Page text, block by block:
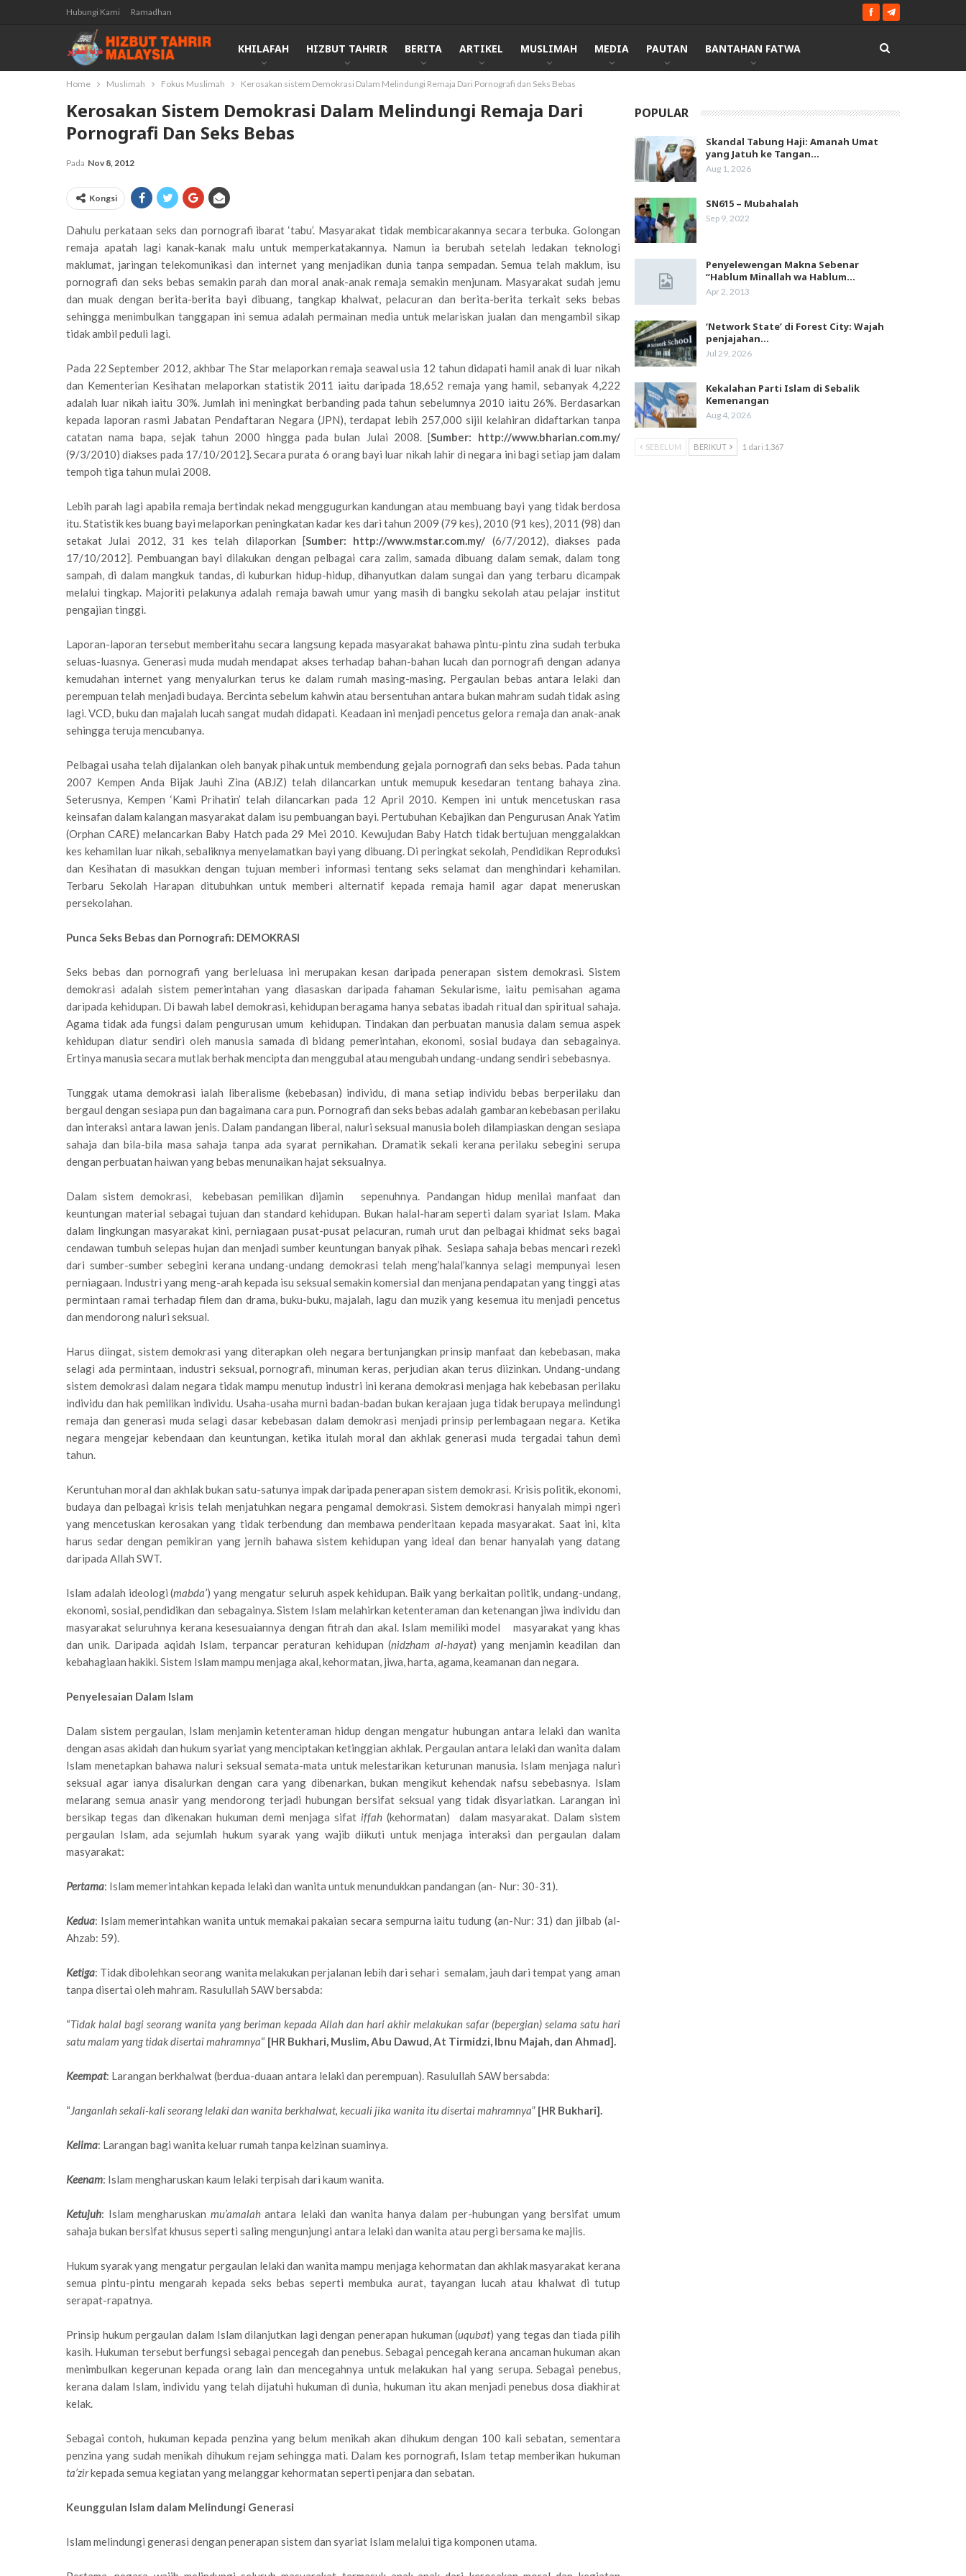
Hubungi Kami Ramadhan
KHILAFAH HIZBUT TAHRIR BERITA ARTIKEL MUSLIMAH MEDIA PAUTAN BANTAHAN FATWA
Home Muslimah Fokus Muslimah Kerosakan sistem Demokrasi Dalam Melindungi Remaja Dari Pornografi dan Seks Bebas
Kerosakan Sistem Demokrasi Dalam Melindungi Remaja Dari
Pornografi Dan Seks Bebas
Pada Nov 8, 2012
Kongsi
Dahulu perkataan seks dan pornografi ibarat ‘tabu’. Masyarakat tidak membicarakannya secara terbuka. Golongan
remaja apatah lagi kanak-kanak malu untuk memperkatakannya. Namun ia berubah setelah ledakan teknologi
maklumat, jaringan telekomunikasi dan internet yang menjadikan dunia tanpa sempadan. Semua telah maklum, isu
pornografi dan seks bebas semakin parah dan moral anak-anak remaja semakin menjunam. Masyarakat sudah jemu
dan muak dengan berita-berita bayi dibuang, tangkap khalwat, pelacuran dan berita-berita terkait seks bebas
sehingga menimbulkan tanggapan ini semua adalah permainan media untuk melariskan jualan dan mengambil sikap
tidak ambil peduli lagi.
Pada 22 September 2012, akhbar The Star melaporkan remaja seawal usia 12 tahun didapati hamil anak di luar nikah
dan Kementerian Kesihatan melaporkan statistik 2011 iaitu daripada 18,652 remaja yang hamil, sebanyak 4,222
adalah luar nikah iaitu 30%. Jumlah ini meningkat berbanding pada tahun sebelumnya 2010 iaitu 26%. Berdasarkan
kepada laporan rasmi Jabatan Pendaftaran Negara (JPN), terdapat lebih 257,000 sijil kelahiran didaftarkan tanpa
catatan nama bapa, sejak tahun 2000 hingga pada bulan Julai 2008. [Sumber: http://www.bharian.com.my/
(9/3/2010) diakses pada 17/10/2012]. Secara purata 6 orang bayi luar nikah lahir di negara ini bagi setiap jam dalam
tempoh tiga tahun mulai 2008.
Lebih parah lagi apabila remaja bertindak nekad menggugurkan kandungan atau membuang bayi yang tidak berdosa
itu. Statistik kes buang bayi melaporkan peningkatan kadar kes dari tahun 2009 (79 kes), 2010 (91 kes), 2011 (98) dan
setakat Julai 2012, 31 kes telah dilaporkan [Sumber: http://www.mstar.com.my/ (6/7/2012), diakses pada
17/10/2012]. Pembuangan bayi dilakukan dengan pelbagai cara zalim, samada dibuang dalam semak, dalam tong
sampah, di dalam mangkuk tandas, di kuburkan hidup-hidup, dihanyutkan dalam sungai dan yang terbaru dicampak
melalui tingkap. Majoriti pelakunya adalah remaja bawah umur yang masih di bangku sekolah atau pelajar institut
pengajian tinggi.
Laporan-laporan tersebut memberitahu secara langsung kepada masyarakat bahawa pintu-pintu zina sudah terbuka
seluas-luasnya. Generasi muda mudah mendapat akses terhadap bahan-bahan lucah dan pornografi dengan adanya
kemudahan internet yang menyalurkan terus ke dalam rumah masing-masing. Pergaulan bebas antara lelaki dan
perempuan telah menjadi budaya. Bercinta sebelum kahwin atau bersentuhan antara bukan mahram sudah tidak asing
lagi. VCD, buku dan majalah lucah sangat mudah didapati. Keadaan ini menjadi pencetus gelora remaja dan anak-anak
sehingga teruja mencubanya.
Pelbagai usaha telah dijalankan oleh banyak pihak untuk membendung gejala pornografi dan seks bebas. Pada tahun
2007 Kempen Anda Bijak Jauhi Zina (ABJZ) telah dilancarkan untuk memupuk kesedaran tentang bahaya zina.
Seterusnya, Kempen ‘Kami Prihatin’ telah dilancarkan pada 12 April 2010. Kempen ini untuk mencetuskan rasa
keinsafan dalam kalangan masyarakat dalam isu pembuangan bayi. Pertubuhan Kebajikan dan Pengurusan Anak Yatim
(Orphan CARE) melancarkan Baby Hatch pada 29 Mei 2010. Kewujudan Baby Hatch tidak bertujuan menggalakkan
kes kehamilan luar nikah, sebaliknya menyelamatkan bayi yang dibuang. Di peringkat sekolah, Pendidikan Reproduksi
dan Kesihatan di masukkan dengan tujuan memberi informasi tentang seks selamat dan menghindari kehamilan.
Terbaru Sekolah Harapan ditubuhkan untuk memberi alternatif kepada remaja hamil agar dapat meneruskan
persekolahan.
Punca Seks Bebas dan Pornografi: DEMOKRASI
Seks bebas dan pornografi yang berleluasa ini merupakan kesan daripada penerapan sistem demokrasi. Sistem
demokrasi adalah sistem pemerintahan yang diasaskan daripada fahaman Sekularisme, iaitu pemisahan agama
daripada kehidupan. Di bawah label demokrasi, kehidupan beragama hanya sebatas ibadah ritual dan spiritual sahaja.
Agama tidak ada fungsi dalam pengurusan umum kehidupan. Tindakan dan perbuatan manusia dalam semua aspek
kehidupan diatur sendiri oleh manusia samada di bidang pemerintahan, ekonomi, sosial budaya dan sebagainya.
Ertinya manusia secara mutlak berhak mencipta dan menggubal atau mengubah undang-undang sendiri sebebasnya.
Tunggak utama demokrasi ialah liberalisme (kebebasan) individu, di mana setiap individu bebas berperilaku dan
bergaul dengan sesiapa pun dan bagaimana cara pun. Pornografi dan seks bebas adalah gambaran kebebasan perilaku
dan interaksi antara lawan jenis. Dalam pandangan liberal, naluri seksual manusia boleh dilampiaskan dengan sesiapa
sahaja dan bila-bila masa sahaja tanpa ada syarat pernikahan. Dramatik sekali kerana perilaku sebegini serupa
dengan perbuatan haiwan yang bebas menunaikan hajat seksualnya.
Dalam sistem demokrasi, kebebasan pemilikan dijamin sepenuhnya. Pandangan hidup menilai manfaat dan
keuntungan material sebagai tujuan dan standard kehidupan. Bukan halal-haram seperti dalam syariat Islam. Maka
dalam lingkungan masyarakat kini, perniagaan pusat-pusat pelacuran, rumah urut dan pelbagai khidmat seks bagai
cendawan tumbuh selepas hujan dan menjadi sumber keuntungan banyak pihak. Sesiapa sahaja bebas mencari rezeki
dari sumber-sumber sebegini kerana undang-undang demokrasi telah meng’halal’kannya selagi mempunyai lesen
perniagaan. Industri yang meng-arah kepada isu seksual semakin komersial dan menjana pendapatan yang tinggi atas
permintaan ramai terhadap filem dan drama, buku-buku, majalah, lagu dan muzik yang kesemua itu menjadi pencetus
dan mendorong naluri seksual.
Harus diingat, sistem demokrasi yang diterapkan oleh negara bertunjangkan prinsip manfaat dan kebebasan, maka
selagi ada permintaan, industri seksual, pornografi, minuman keras, perjudian akan terus diizinkan. Undang-undang
sistem demokrasi dalam negara tidak mampu menutup industri ini kerana demokrasi menjaga hak kebebasan perilaku
individu dan hak pemilikan individu. Usaha-usaha murni badan-badan bukan kerajaan juga tidak berupaya melindungi
remaja dan generasi muda selagi dasar kebebasan dalam demokrasi menjadi prinsip perlembagaan negara. Ketika
negara mengejar kebendaan dan keuntungan, ketika itulah moral dan akhlak generasi muda tergadai tahun demi
tahun.
Keruntuhan moral dan akhlak bukan satu-satunya impak daripada penerapan sistem demokrasi. Krisis politik, ekonomi,
budaya dan pelbagai krisis telah menjatuhkan negara pengamal demokrasi. Sistem demokrasi hanyalah mimpi ngeri
yang mencetuskan kerosakan yang tidak terbendung dan membawa penderitaan kepada masyarakat. Saat ini, kita
harus sedar dengan pemikiran yang jernih bahawa sistem kehidupan yang ideal dan benar hanyalah yang datang
daripada Allah SWT.
Islam adalah ideologi (mabda’) yang mengatur seluruh aspek kehidupan. Baik yang berkaitan politik, undang-undang,
ekonomi, sosial, pendidikan dan sebagainya. Sistem Islam melahirkan ketenteraman dan ketenangan jiwa individu dan
masyarakat seluruhnya kerana kesesuaiannya dengan fitrah dan akal. Islam memiliki model masyarakat yang khas
dan unik. Daripada aqidah Islam, terpancar peraturan kehidupan (nidzham al-hayat) yang menjamin keadilan dan
kebahagiaan hakiki. Sistem Islam mampu menjaga akal, kehormatan, jiwa, harta, agama, keamanan dan negara.
Penyelesaian Dalam Islam
Dalam sistem pergaulan, Islam menjamin ketenteraman hidup dengan mengatur hubungan antara lelaki dan wanita
dengan asas akidah dan hukum syariat yang menciptakan ketinggian akhlak. Pergaulan antara lelaki dan wanita dalam
Islam menetapkan bahawa naluri seksual semata-mata untuk melestarikan keturunan manusia. Islam menjaga naluri
seksual agar ianya disalurkan dengan cara yang dibenarkan, bukan mengikut kehendak nafsu sebebasnya. Islam
melarang semua anasir yang mendorong terjadi hubungan bersifat seksual yang tidak disyariatkan. Larangan ini
bersikap tegas dan dikenakan hukuman demi menjaga sifat iffah (kehormatan) dalam masyarakat. Dalam sistem
pergaulan Islam, ada sejumlah hukum syarak yang wajib diikuti untuk menjaga interaksi dan pergaulan dalam
masyarakat:
Pertama: Islam memerintahkan kepada lelaki dan wanita untuk menundukkan pandangan (an- Nur: 30-31).
Kedua: Islam memerintahkan wanita untuk memakai pakaian secara sempurna iaitu tudung (an-Nur: 31) dan jilbab (al-
Ahzab: 59).
Ketiga: Tidak dibolehkan seorang wanita melakukan perjalanan lebih dari sehari semalam, jauh dari tempat yang aman
tanpa disertai oleh mahram. Rasulullah SAW bersabda:
“Tidak halal bagi seorang wanita yang beriman kepada Allah dan hari akhir melakukan safar (bepergian) selama satu hari
satu malam yang tidak disertai mahramnya“ [HR Bukhari, Muslim, Abu Dawud, At Tirmidzi, Ibnu Majah, dan Ahmad].
Keempat: Larangan berkhalwat (berdua-duaan antara lelaki dan perempuan). Rasulullah SAW bersabda:
“Janganlah sekali-kali seorang lelaki dan wanita berkhalwat, kecuali jika wanita itu disertai mahramnya” [HR Bukhari].
Kelima: Larangan bagi wanita keluar rumah tanpa keizinan suaminya.
Keenam: Islam mengharuskan kaum lelaki terpisah dari kaum wanita.
Ketujuh: Islam mengharuskan mu’amalahantara lelaki dan wanita hanya dalam per-hubungan yang bersifat umum
sahaja bukan bersifat khusus seperti saling mengunjungi antara lelaki dan wanita atau pergi bersama ke majlis.
Hukum syarak yang mengatur pergaulan lelaki dan wanita mampu menjaga kehormatan dan akhlak masyarakat kerana
semua pintu-pintu mengarah kepada seks bebas seperti membuka aurat, tayangan lucah atau khalwat di tutup
serapat-rapatnya.
Prinsip hukum pergaulan dalam Islam dilanjutkan lagi dengan penerapan hukuman (uqubat) yang tegas dan tiada pilih
kasih. Hukuman tersebut berfungsi sebagai pencegah dan penebus. Sebagai pencegah kerana ancaman hukuman akan
menimbulkan kegerunan kepada orang lain dan mencegahnya untuk melakukan hal yang serupa. Sebagai penebus,
kerana dalam Islam, individu yang telah dijatuhi hukuman di dunia, hukuman itu akan menjadi penebus dosa diakhirat
kelak.
Sebagai contoh, hukuman kepada penzina yang belum menikah akan dihukum dengan 100 kali sebatan, sementara
penzina yang sudah menikah dihukum rejam sehingga mati. Dalam kes pornografi, Islam tetap memberikan hukuman
ta’zirkepada semua kegiatan yang melanggar kehormatan seperti penjara dan sebatan.
Keunggulan Islam dalam Melindungi Generasi
Islam melindungi generasi dengan penerapan sistem dan syariat Islam melalui tiga komponen utama.
POPULAR
Skandal Tabung Haji: Amanah Umat
yang Jatuh ke Tangan…
Aug 1, 2026
SN615 – Mubahalah
Sep 9, 2022
Penyelewengan Makna Sebenar
“Hablum Minallah wa Hablum…
Apr 2, 2013
‘Network State’ di Forest City: Wajah
penjajahan…
Jul 29, 2026
Kekalahan Parti Islam di Sebalik
Kemenangan
Aug 4, 2026
SEBELUM BERIKUT 1 dari 1,367